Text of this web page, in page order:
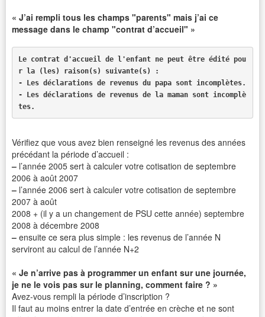
« J’ai rempli tous les champs "parents" mais j’ai ce
message dans le champ "contrat d’accueil" »
Le contrat d'accueil de l'enfant ne peut être édité pou
r la (les) raison(s) suivante(s) :
- Les déclarations de revenus du papa sont incomplètes.
- Les déclarations de revenus de la maman sont incomplè
tes.
Vérifiez que vous avez bien renseigné les revenus des années
précédant la période d’accueil :
– l’année 2005 sert à calculer votre cotisation de septembre
2006 à août 2007
– l’année 2006 sert à calculer votre cotisation de septembre
2007 à août
2008 + (il y a un changement de PSU cette année) septembre
2008 à décembre 2008
– ensuite ce sera plus simple : les revenus de l’année N
serviront au calcul de l’année N+2
« Je n’arrive pas à programmer un enfant sur une journée,
je ne le vois pas sur le planning, comment faire ? »
Avez-vous rempli la période d’inscription ?
Il faut au moins entrer la date d’entrée en crèche et ne sont